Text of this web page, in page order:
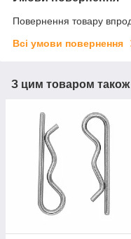
Повернення товару
Всі умови повернення
З цим товаром